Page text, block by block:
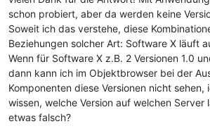
schon probiert, aber da werden keine
Soweit ich das verstehe, diese
Beziehungen solcher Art: Software X läuft
Wenn für Software X z.B. 2 Versionen 1.0
dann kann ich im Objektbrowser bei der
Komponenten diese Versionen nicht sehen,
wissen, welche Version auf welchen
etwas falsch?